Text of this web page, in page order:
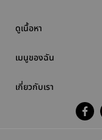
ดูเนื้อหา
เมนูของฉัน
เกี่ยวกับเรา